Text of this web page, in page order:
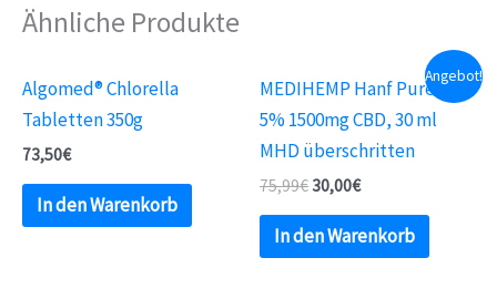
Ähnliche Produkte
Algomed® Chlorella
Tabletten 350g
73,50€
In den Warenkorb
Angebot!
MEDIHEMP Hanf Pure Öl
5% 1500mg CBD, 30 ml
MHD überschritten
75,99€30,00€
In den Warenkorb